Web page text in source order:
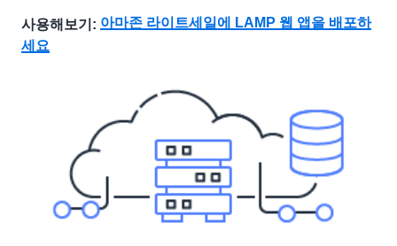
사용해보기: 아마존 라이트세일에 LAMP 웹 앱을 배포하
세요